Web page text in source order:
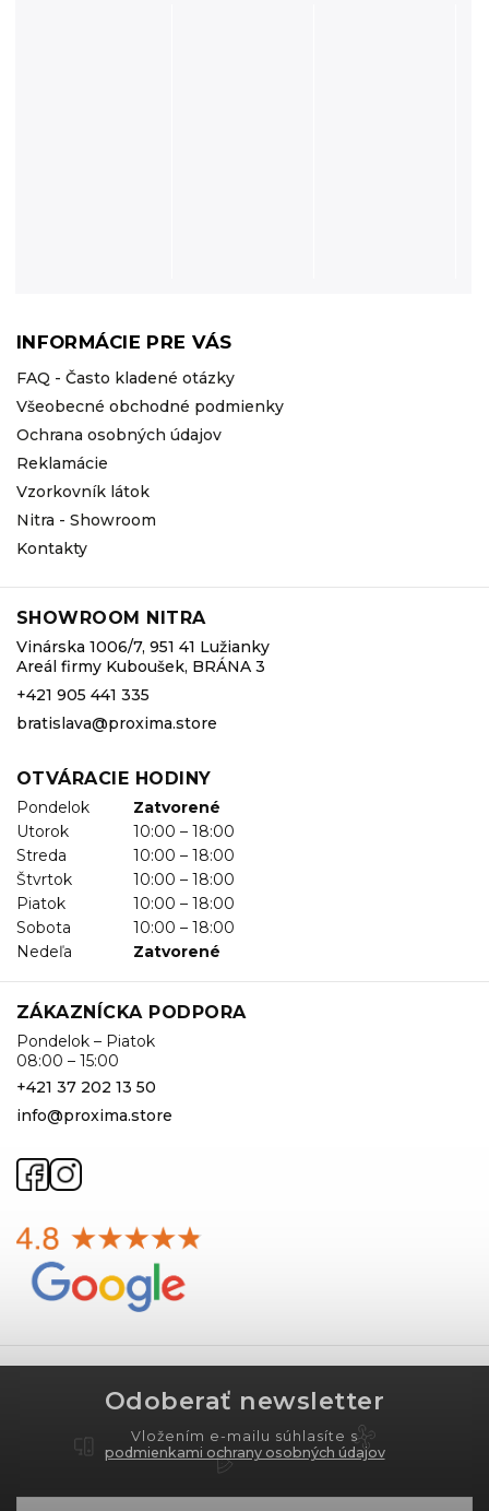
INFORMÁCIE PRE VÁS
FAQ - Často kladené otázky
Všeobecné obchodné podmienky
Ochrana osobných údajov
Reklamácie
Vzorkovník látok
Nitra - Showroom
Kontakty
SHOWROOM NITRA
Vinárska 1006/7, 951 41 Lužianky
Areál firmy Kuboušek, BRÁNA 3
+421 905 441 335
bratislava@proxima.store
OTVÁRACIE HODINY
Pondelok
Zatvorené
Utorok
10:00 – 18:00
Streda
10:00 – 18:00
Štvrtok
10:00 – 18:00
Piatok
10:00 – 18:00
Sobota
10:00 – 18:00
Nedeľa
Zatvorené
ZÁKAZNÍCKA PODPORA
Pondelok – Piatok
08:00 – 15:00
+421 37 202 13 50
info@proxima.store
Odoberať newsletter
Vložením e-mailu súhlasíte s
podmienkami ochrany osobných údajov